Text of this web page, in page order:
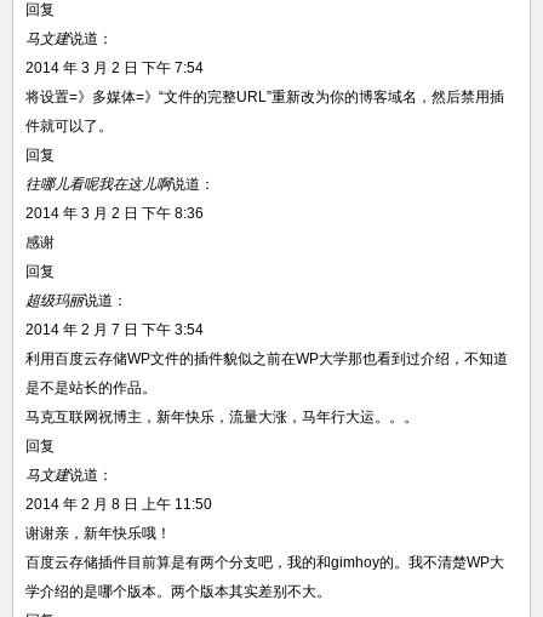
回复
马文建说道：
2014 年 3 月 2 日 下午 7:54
将设置=》多媒体=》“文件的完整URL”重新改为你的博客域名，然后禁用插
件就可以了。
回复
往哪儿看呢我在这儿啊说道：
2014 年 3 月 2 日 下午 8:36
感谢
回复
超级玛丽说道：
2014 年 2 月 7 日 下午 3:54
利用百度云存储WP文件的插件貌似之前在WP大学那也看到过介绍，不知道
是不是站长的作品。
马克互联网祝博主，新年快乐，流量大涨，马年行大运。。。
回复
马文建说道：
2014 年 2 月 8 日 上午 11:50
谢谢亲，新年快乐哦！
百度云存储插件目前算是有两个分支吧，我的和gimhoy的。我不清楚WP大
学介绍的是哪个版本。两个版本其实差别不大。